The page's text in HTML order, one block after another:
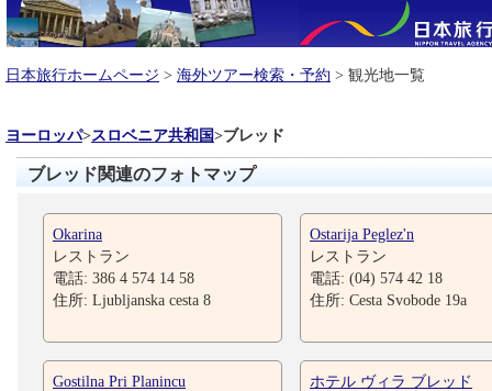
日本旅行ホームページ > 海外ツアー検索・予約 > 観光地一覧
ヨーロッパ>スロベニア共和国>ブレッド
ブレッド関連のフォトマップ
Okarina
レストラン
電話: 386 4 574 14 58
住所: Ljubljanska cesta 8
Ostarija Peglez'n
レストラン
電話: (04) 574 42 18
住所: Cesta Svobode 19a
Gostilna Pri Planincu
ホテル ヴィラ ブレッド